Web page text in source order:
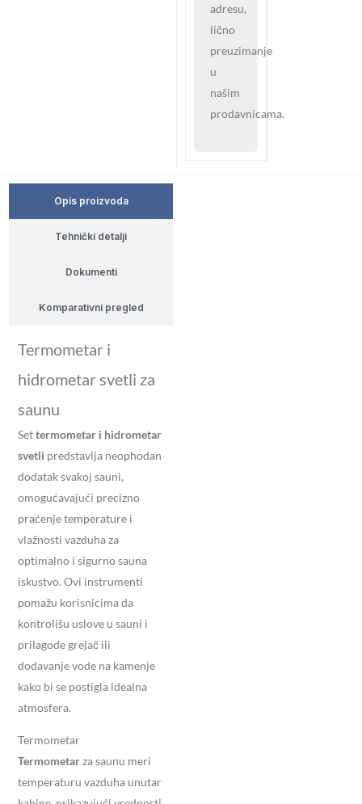
adresu,
lično
preuzimanje
u
našim
prodavnicama.
Opis proizvoda
Tehnički detalji
Dokumenti
Komparativni pregled
Termometar i
hidrometar svetli za
saunu
Settermometar i hidrometar
svetli predstavlja neophodan
dodatak svakoj sauni,
omogućavajući precizno
praćenje temperature i
vlažnosti vazduha za
optimalno i sigurno sauna
iskustvo. Ovi instrumenti
pomažu korisnicima da
kontrolišu uslove u sauni i
prilagode grejač ili
dodavanje vode na kamenje
kako bi se postigla idealna
atmosfera.
Termometar
Termometarza saunu meri
temperaturu vazduha unutar